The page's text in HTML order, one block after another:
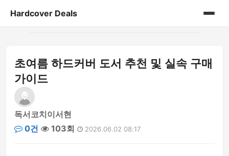
Hardcover Deals
게시판
초여름 하드커버 도서 추천 및 실속 구매
가이드
독서코치이서현
0건
103회 2026.06.02 08:17